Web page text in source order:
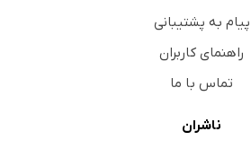
پیام به پشتیبانی
راهنمای کاربران
تماس با ما
ناشران